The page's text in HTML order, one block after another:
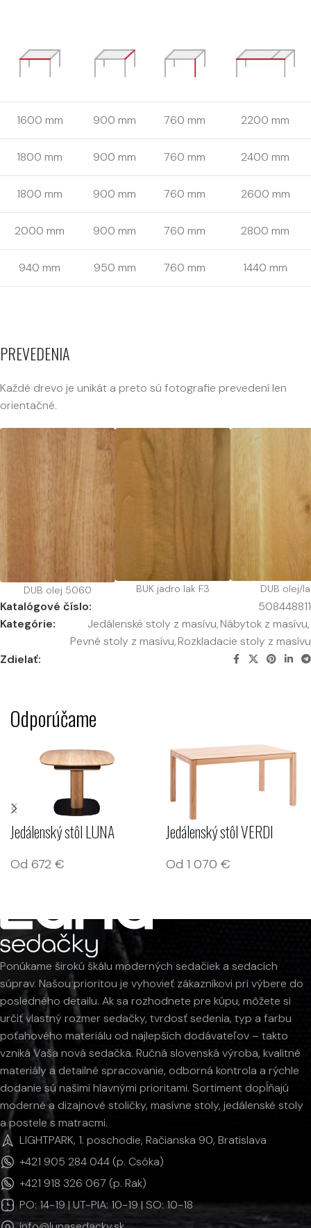
1600 mm 900 mm 760 mm 2200 mm
1800 mm 900 mm 760 mm 2400 mm
1800 mm 900 mm 760 mm 2600 mm
2000 mm 900 mm 760 mm 2800 mm
940 mm 950 mm 760 mm 1440 mm
PREVEDENIA
Každé drevo je unikát a preto sú fotografie prevedení len
orientačné.
DUB olej 5060 BUK jadro lak F3 DUB olej/
Katalógové číslo:
508448811
Kategórie:
Jedálenské stoly z masívu,Nábytok z masívu,
Pevné stoly z masívu,Rozkladacie stoly z masívu
Zdielať:
Odporúčame
Jedálenský stôl LUNA
Od 672 €
Jedálenský stôl VERDI
Od 1 070 €
Ponúkame širokú škálu moderných sedačiek a sedacích
súprav. Našou prioritou je vyhovieť zákazníkovi pri výbere do
posledného detailu. Ak sa rozhodnete pre kúpu, môžete si
určiť vlastný rozmer sedačky, tvrdosť sedenia, typ a farbu
poťahového materiálu od najlepších dodávateľov – takto
vzniká Vaša nová sedačka. Ručná slovenská výroba, kvalitné
materiály a detailné spracovanie, odborná kontrola a rýchle
dodanie sú našimi hlavnými prioritami. Sortiment dopĺňajú
moderné a dizajnové stoličky, masívne stoly, jedálenské stoly
a postele s matracmi.
LIGHTPARK, 1. poschodie, Račianska 90, Bratislava
+421 905 284 044 (p. Csóka)
+421 918 326 067 (p. Rak)
PO: 14-19 | UT-PIA: 10-19 | SO: 10-18